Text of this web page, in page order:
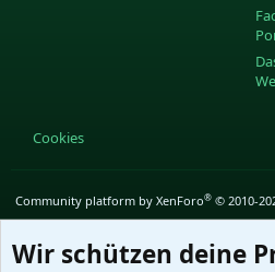
Cookies
Community platform by XenForo® © 2010-
Wir schützen deine